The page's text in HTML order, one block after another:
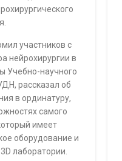
участников с
нейрохирургии в
Учебно-научного
рассказал об
в ординатуру,
самого
имеет
оборудование и
лаборатории.